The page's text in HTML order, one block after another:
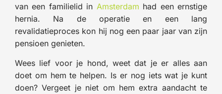
van een familielid in Amsterdam had een ernstige
hernia. Na de operatie en een lang
revalidatieproces kon hij nog een paar jaar van zijn
pensioen genieten.
Wees lief voor je hond, weet dat je er alles aan
doet om hem te helpen. Is er nog iets wat je kunt
doen? Vergeet je niet om hem extra aandacht te